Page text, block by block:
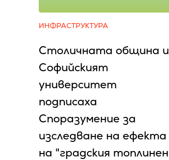
ИНФРАСТРУКТУРА
Столичната община и
Софийският
университет
подписаха
Споразумение за
изследване на ефекта
на "градския топлинен